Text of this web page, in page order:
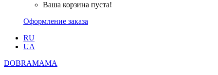
Ваша корзина пуста!
Оформление заказа
RU
UA
DOBRAMAMA